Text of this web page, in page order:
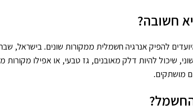
חשובה?
להפיק אנרגיה חשמלית ממקורות שונים. בישראל,
מושתקים.
החשמל?